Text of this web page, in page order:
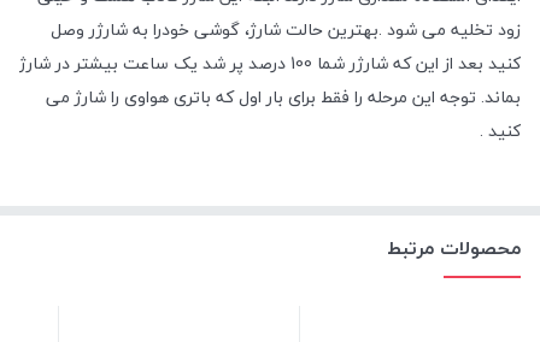
زود تخلیه می شود .بهترین حالت شارژ، گوشی خودرا به شارژر وصل
کنید بعد از این که شارژر شما 100 درصد پر شد یک ساعت بیشتر در شارژ
بماند. توجه این مرحله را فقط برای بار اول که باتری هواوی را شارژ می
کنید .
محصولات مرتبط